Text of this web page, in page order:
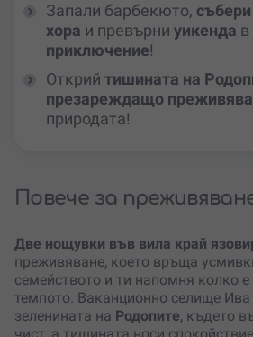
Запали барбекюто,
хора и превърни уикенда в
приключение!
Открий тишината на
презареждащо
природата!
Повече за
Две нощувки във вила край
преживяване, което връща
семейството и ти напомня колко
темпото. Ваканционно селище Ива
зеленината на Родопите, където